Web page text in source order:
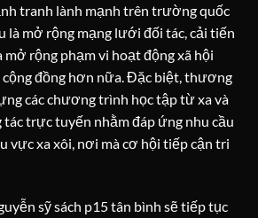
tranh lành mạnh trên trường quốc
là mở rộng mạng lưới đối tác, cải tiến
mở rộng phạm vi hoạt động xã hội
đồng hơn nữa. Đặc biệt, thương
các chương trình học tập từ xa và
trực tuyến nhằm đáp ứng nhu cầu
vực xa xôi, nơi mà cơ hội tiếp cận tri
sỹ sách p15 tân bình sẽ tiếp tục